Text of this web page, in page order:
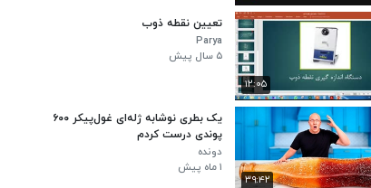
۱۲:۰۵
تعیین نقطه ذوب
Parya
۵ سال پیش
۳۹:۴۲
یک بطری نوشابه ژله‌ای غول‌پیکر ۶۰۰
پوندی درست کردم
دونده
۱ ماه پیش